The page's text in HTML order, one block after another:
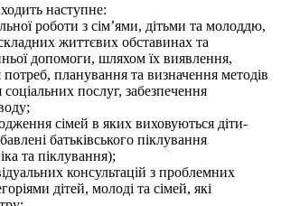
наступне:
роботи з сім’ями, дітьми та молоддю,
життєвих обставинах та
допомоги, шляхом їх виявлення,
потреб, планування та визначення методів
послуг, забезпечення
сімей в яких виховуються діти-
батьківського піклування
та піклування);
консультацій з проблемних
дітей, молоді та сімей, які